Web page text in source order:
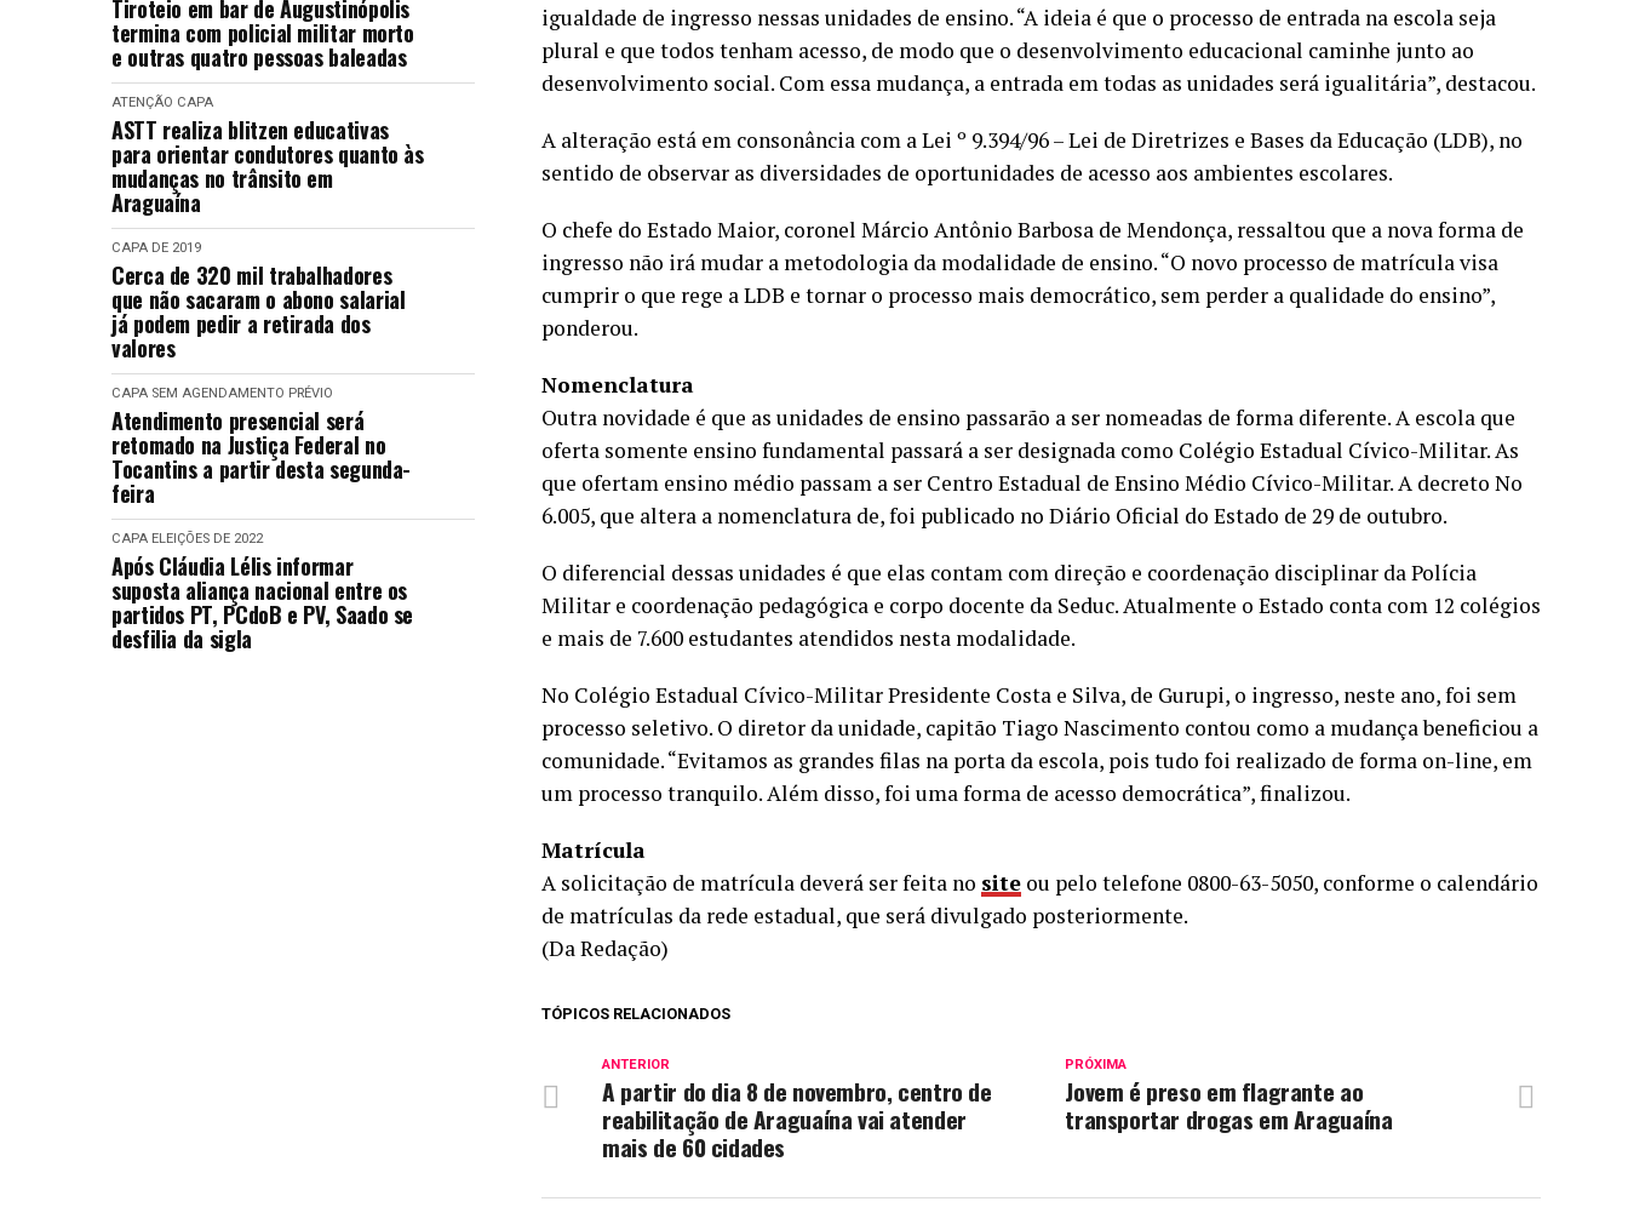
Tiroteio em bar de Augustinópolis
termina com policial militar morto
e outras quatro pessoas baleadas
ATENÇÃO CAPA
ASTT realiza blitzen educativas
para orientar condutores quanto às
mudanças no trânsito em
Araguaína
CAPA DE 2019
Cerca de 320 mil trabalhadores
que não sacaram o abono salarial
já podem pedir a retirada dos
valores
CAPA SEM AGENDAMENTO PRÉVIO
Atendimento presencial será
retomado na Justiça Federal no
Tocantins a partir desta segunda-
feira
CAPA ELEIÇÕES DE 2022
Após Cláudia Lélis informar
suposta aliança nacional entre os
partidos PT, PCdoB e PV, Saado se
desfilia da sigla
igualdade de ingresso nessas unidades de ensino. “A ideia é que o processo de entrada na escola seja
plural e que todos tenham acesso, de modo que o desenvolvimento educacional caminhe junto ao
desenvolvimento social. Com essa mudança, a entrada em todas as unidades será igualitária”, destacou.
A alteração está em consonância com a Lei º 9.394/96 – Lei de Diretrizes e Bases da Educação (LDB), no
sentido de observar as diversidades de oportunidades de acesso aos ambientes escolares.
O chefe do Estado Maior, coronel Márcio Antônio Barbosa de Mendonça, ressaltou que a nova forma de
ingresso não irá mudar a metodologia da modalidade de ensino. “O novo processo de matrícula visa
cumprir o que rege a LDB e tornar o processo mais democrático, sem perder a qualidade do ensino”,
ponderou.
Nomenclatura
Outra novidade é que as unidades de ensino passarão a ser nomeadas de forma diferente. A escola que
oferta somente ensino fundamental passará a ser designada como Colégio Estadual Cívico-Militar. As
que ofertam ensino médio passam a ser Centro Estadual de Ensino Médio Cívico-Militar. A decreto No
6.005, que altera a nomenclatura de, foi publicado no Diário Oficial do Estado de 29 de outubro.
O diferencial dessas unidades é que elas contam com direção e coordenação disciplinar da Polícia
Militar e coordenação pedagógica e corpo docente da Seduc. Atualmente o Estado conta com 12 colégios
e mais de 7.600 estudantes atendidos nesta modalidade.
No Colégio Estadual Cívico-Militar Presidente Costa e Silva, de Gurupi, o ingresso, neste ano, foi sem
processo seletivo. O diretor da unidade, capitão Tiago Nascimento contou como a mudança beneficiou a
comunidade. “Evitamos as grandes filas na porta da escola, pois tudo foi realizado de forma on-line, em
um processo tranquilo. Além disso, foi uma forma de acesso democrática”, finalizou.
Matrícula
A solicitação de matrícula deverá ser feita no site ou pelo telefone 0800-63-5050, conforme o calendário
de matrículas da rede estadual, que será divulgado posteriormente.
(Da Redação)
TÓPICOS RELACIONADOS
PRÓXIMA
Jovem é preso em flagrante ao
transportar drogas em Araguaína
ANTERIOR
A partir do dia 8 de novembro, centro de
reabilitação de Araguaína vai atender
mais de 60 cidades